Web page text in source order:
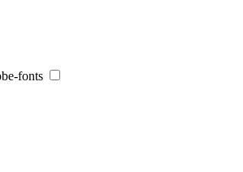
fonts